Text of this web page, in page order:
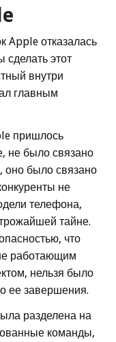
Apple отказалась
сделать этот
внутри
главным
пришлось
не было связано
оно было связано
не
телефона,
тайне.
что
работающим
нельзя было
ее завершения.
разделена на
команды,